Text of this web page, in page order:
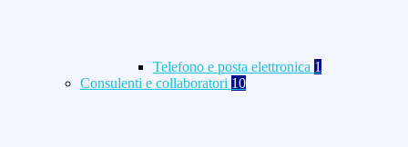
Telefono e posta elettronica 1
Consulenti e collaboratori 10